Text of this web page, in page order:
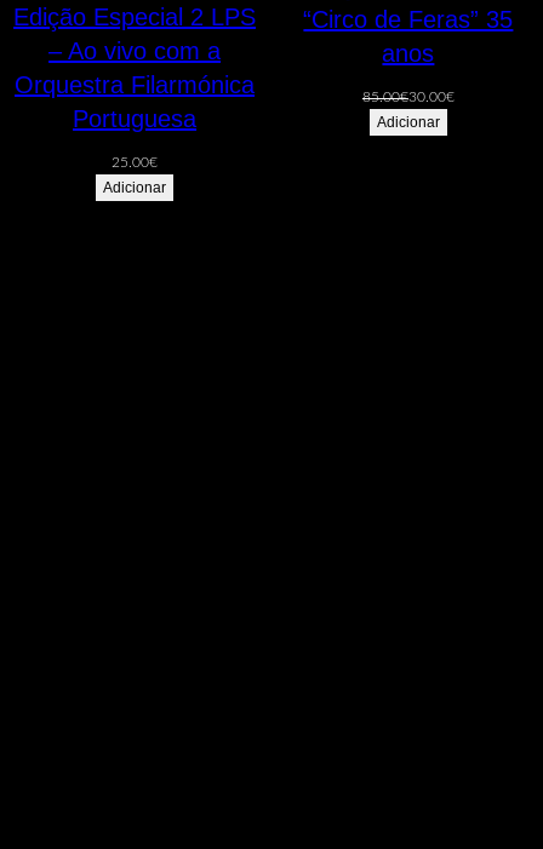
Edição Especial 2 LPS
– Ao vivo com a
Orquestra Filarmónica
Portuguesa
25.00€
Adicionar
“Circo de Feras” 35
anos
85.00€O
preço
30.00€O
Adicionar